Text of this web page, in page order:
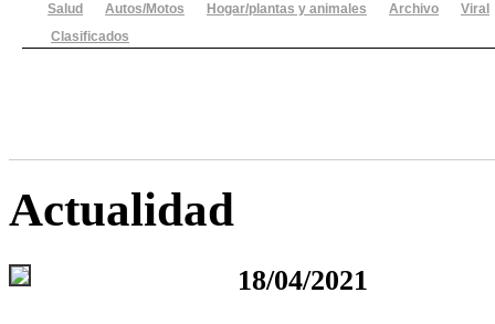
Salud
Autos/Motos Hogar/plantas y animales Archivo
Viral
Clasificados
Actualidad
18/04/2021